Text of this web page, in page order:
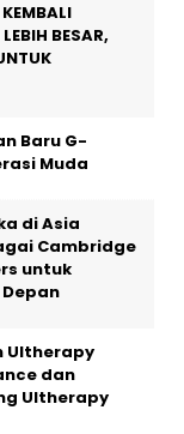
BESAR,
Baru G-
Muda
di Asia
Cambridge
untuk
Ultherapy
dan
Ultherapy